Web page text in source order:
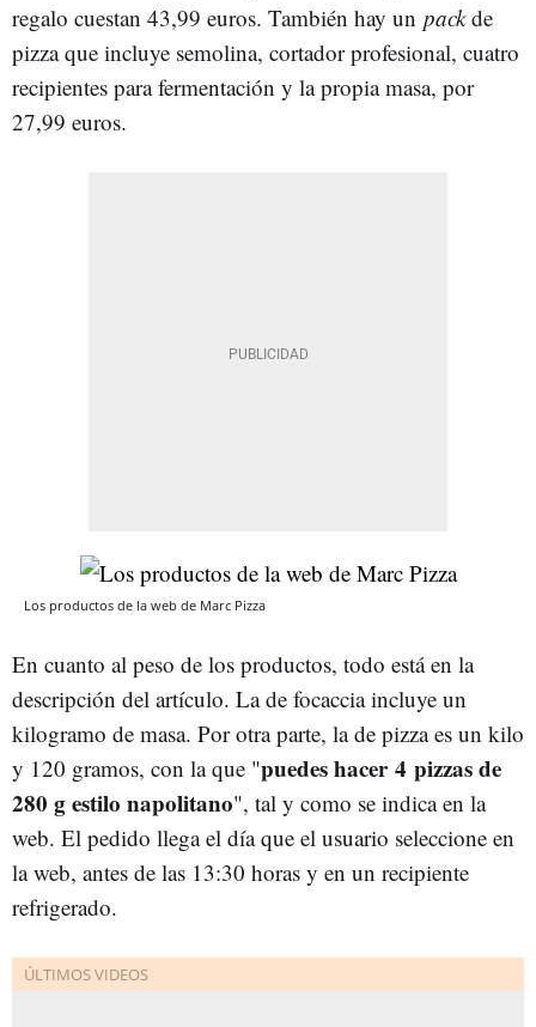
regalo cuestan 43,99 euros. También hay un packde
pizza que incluye semolina, cortador profesional, cuatro
recipientes para fermentación y la propia masa, por
27,99 euros.
Los productos de la web de Marc Pizza
En cuanto al peso de los productos, todo está en la
descripción del artículo. La de focaccia incluye un
kilogramo de masa. Por otra parte, la de pizza es un kilo
y 120 gramos, con la que "puedes hacer 4 pizzas de
280 g estilo napolitano", tal y como se indica en la
web. El pedido llega el día que el usuario seleccione en
la web, antes de las 13:30 horas y en un recipiente
refrigerado.